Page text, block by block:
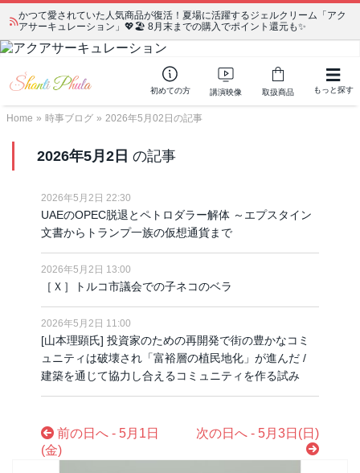
かつて愛されていた人気商品が復活！夏場に活躍するジェルクリーム「アク
アサーキュレーション」💖🏖️ 8月末までの購入でポイント還元も✨
初めての方 講演映像 取扱商品 もっと探す
Home » 時事ブログ » 2026年5月02日の記事
2026年5月2日 の記事
2026年5月2日 22:30
UAEのOPEC脱退とペトロダラー解体 ～エプスタイン
文書からトランプ一族の仮想通貨まで
2026年5月2日 13:00
［Ｘ］トルコ市議会での子ネコのベラ
2026年5月2日 11:00
[山本理顕氏] 投資家のための再開発で街の豊かなコミ
ュニティは破壊され「富裕層の植民地化」が進んだ /
建築を通じて協力し合えるコミュニティを作る試み
前の日へ - 5月1日
(金)
次の日へ - 5月3日(日)